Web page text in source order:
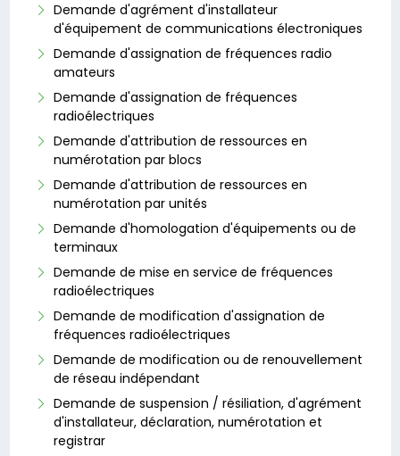
Demande d'agrément d'installateur
d'équipement de communications électroniques
Demande d'assignation de fréquences radio
amateurs
Demande d'assignation de fréquences
radioélectriques
Demande d'attribution de ressources en
numérotation par blocs
Demande d'attribution de ressources en
numérotation par unités
Demande d'homologation d'équipements ou de
terminaux
Demande de mise en service de fréquences
radioélectriques
Demande de modification d'assignation de
fréquences radioélectriques
Demande de modification ou de renouvellement
de réseau indépendant
Demande de suspension / résiliation, d'agrément
d'installateur, déclaration, numérotation et
registrar